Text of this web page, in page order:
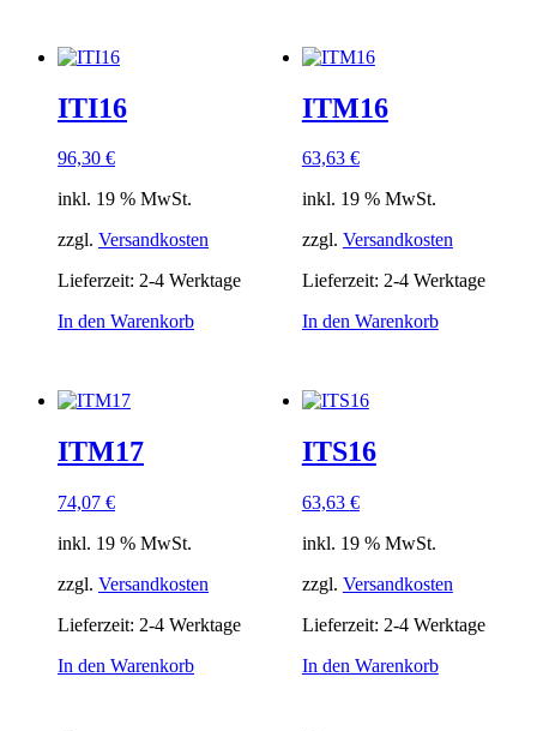
ITI16
96,30 €
inkl. 19 % MwSt.
zzgl. Versandkosten
Lieferzeit: 2-4 Werktage
In den Warenkorb
ITM16
63,63 €
inkl. 19 % MwSt.
zzgl. Versandkosten
Lieferzeit: 2-4 Werktage
In den Warenkorb
ITM17
74,07 €
inkl. 19 % MwSt.
zzgl. Versandkosten
Lieferzeit: 2-4 Werktage
In den Warenkorb
ITS16
63,63 €
inkl. 19 % MwSt.
zzgl. Versandkosten
Lieferzeit: 2-4 Werktage
In den Warenkorb